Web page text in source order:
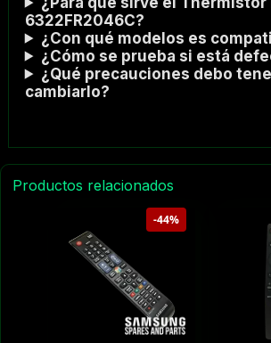
6322FR2046C?
¿Con qué modelos es
¿Cómo se prueba si está
¿Qué precauciones debo
cambiarlo?
Productos relacionados
-44%